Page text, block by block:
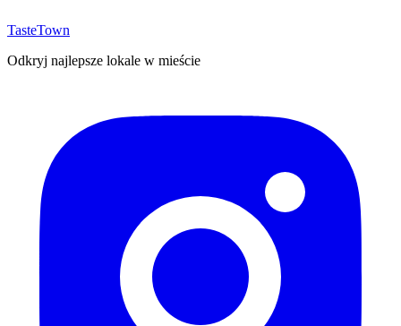
TasteTown
Odkryj najlepsze lokale w mieście